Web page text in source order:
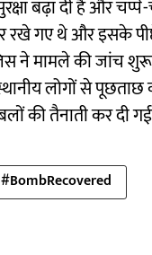
बढ़ा दी है और
गए थे और इसके
ने मामले की जांच
लोगों से पूछताछ
की तैनाती कर दी
#BombRecovered